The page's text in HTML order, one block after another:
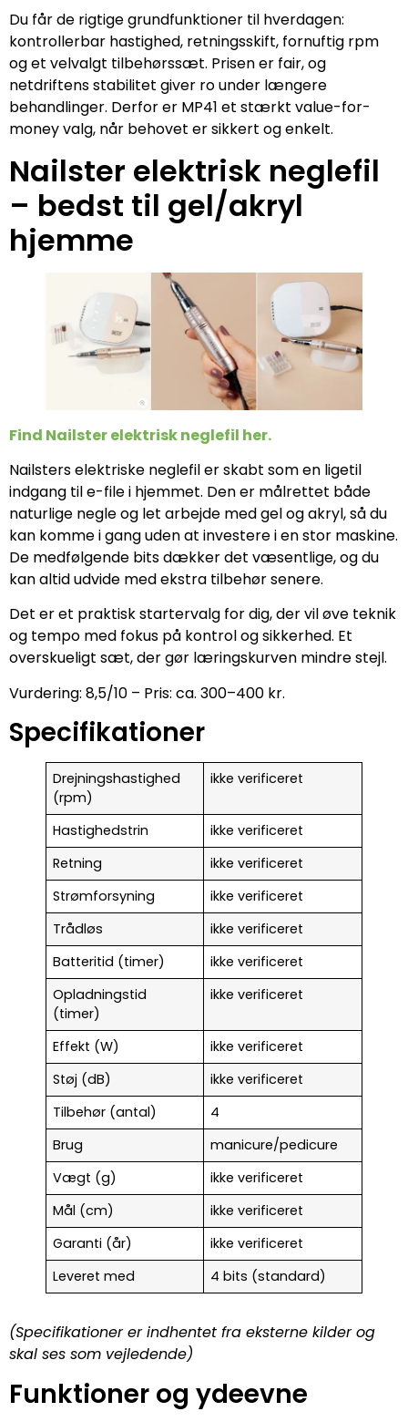
Du får de rigtige grundfunktioner til hverdagen:
kontrollerbar hastighed, retningsskift, fornuftig rpm
og et velvalgt tilbehørssæt. Prisen er fair, og
netdriftens stabilitet giver ro under længere
behandlinger. Derfor er MP41 et stærkt value-for-
money valg, når behovet er sikkert og enkelt.
Nailster elektrisk neglefil
– bedst til gel/akryl
hjemme
Find Nailster elektrisk neglefil her.
Nailsters elektriske neglefil er skabt som en ligetil
indgang til e-file i hjemmet. Den er målrettet både
naturlige negle og let arbejde med gel og akryl, så du
kan komme i gang uden at investere i en stor maskine.
De medfølgende bits dækker det væsentlige, og du
kan altid udvide med ekstra tilbehør senere.
Det er et praktisk startervalg for dig, der vil øve teknik
og tempo med fokus på kontrol og sikkerhed. Et
overskueligt sæt, der gør læringskurven mindre stejl.
Vurdering: 8,5/10 – Pris: ca. 300–400 kr.
Specifikationer
Drejningshastighed
(rpm)
ikke verificeret
Hastighedstrin
ikke verificeret
Retning
ikke verificeret
Strømforsyning
ikke verificeret
Trådløs
ikke verificeret
Batteritid (timer)
ikke verificeret
Opladningstid
(timer)
ikke verificeret
Effekt (W)
ikke verificeret
Støj (dB)
ikke verificeret
Tilbehør (antal)
4
Brug
manicure/pedicure
Vægt (g)
ikke verificeret
Mål (cm)
ikke verificeret
Garanti (år)
ikke verificeret
Leveret med
4 bits (standard)
(Specifikationer er indhentet fra eksterne kilder og
skal ses som vejledende)
Funktioner og ydeevne